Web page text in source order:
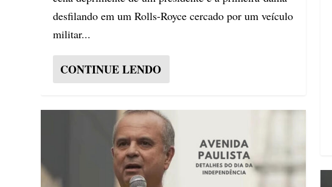
desfilando em um Rolls-Royce cercado por um veículo
militar...
CONTINUE LENDO